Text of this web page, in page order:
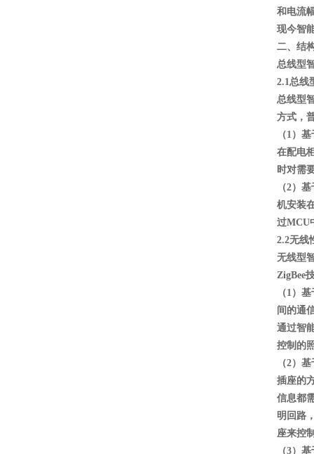
和电流
现今智
二、结
总线型
2.1总线
总线型
方式，
（1）
在配电
时对需
（2）
机安装
过MCU
2.2无线
无线型
ZigBee
（1）
间的通
通过智
控制的
（2）
插座的
信息都
明回路
座来控
（3）